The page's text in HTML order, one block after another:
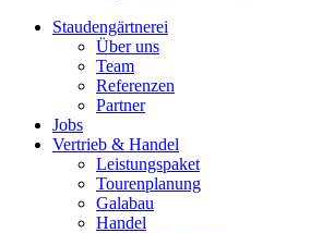
Staudengärtnerei
Über uns
Team
Referenzen
Partner
Jobs
Vertrieb & Handel
Leistungspaket
Tourenplanung
Galabau
Handel